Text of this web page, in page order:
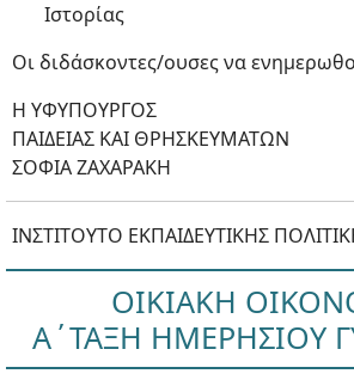
Ιστορίας
Οι διδάσκοντες/ουσες να
Η ΥΦΥΠΟΥΡΓΟΣ
ΠΑΙΔΕΙΑΣ ΚΑΙ ΘΡΗΣΚΕΥΜΑΤΩΝ
ΣΟΦΙΑ ΖΑΧΑΡΑΚΗ
ΙΝΣΤΙΤΟΥΤΟ ΕΚΠΑΙΔΕΥΤΙΚΗΣ
ΟΙΚΙΑΚΗ
Α΄ΤΑΞΗ ΗΜΕΡΗΣΙΟΥ